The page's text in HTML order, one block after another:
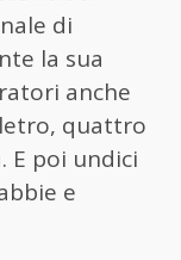
di
la sua
anche
quattro
E poi undici
e